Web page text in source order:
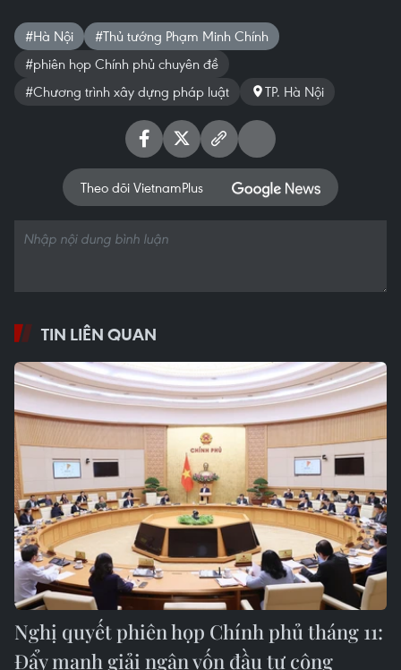
#Hà Nội
#Thủ tướng Phạm Minh Chính
#phiên họp Chính phủ chuyên đề
#Chương trình xây dựng pháp luật
TP. Hà Nội
Theo dõi VietnamPlus
TIN LIÊN QUAN
Nghị quyết phiên họp Chính phủ tháng 11:
Đẩy mạnh giải ngân vốn đầu tư công